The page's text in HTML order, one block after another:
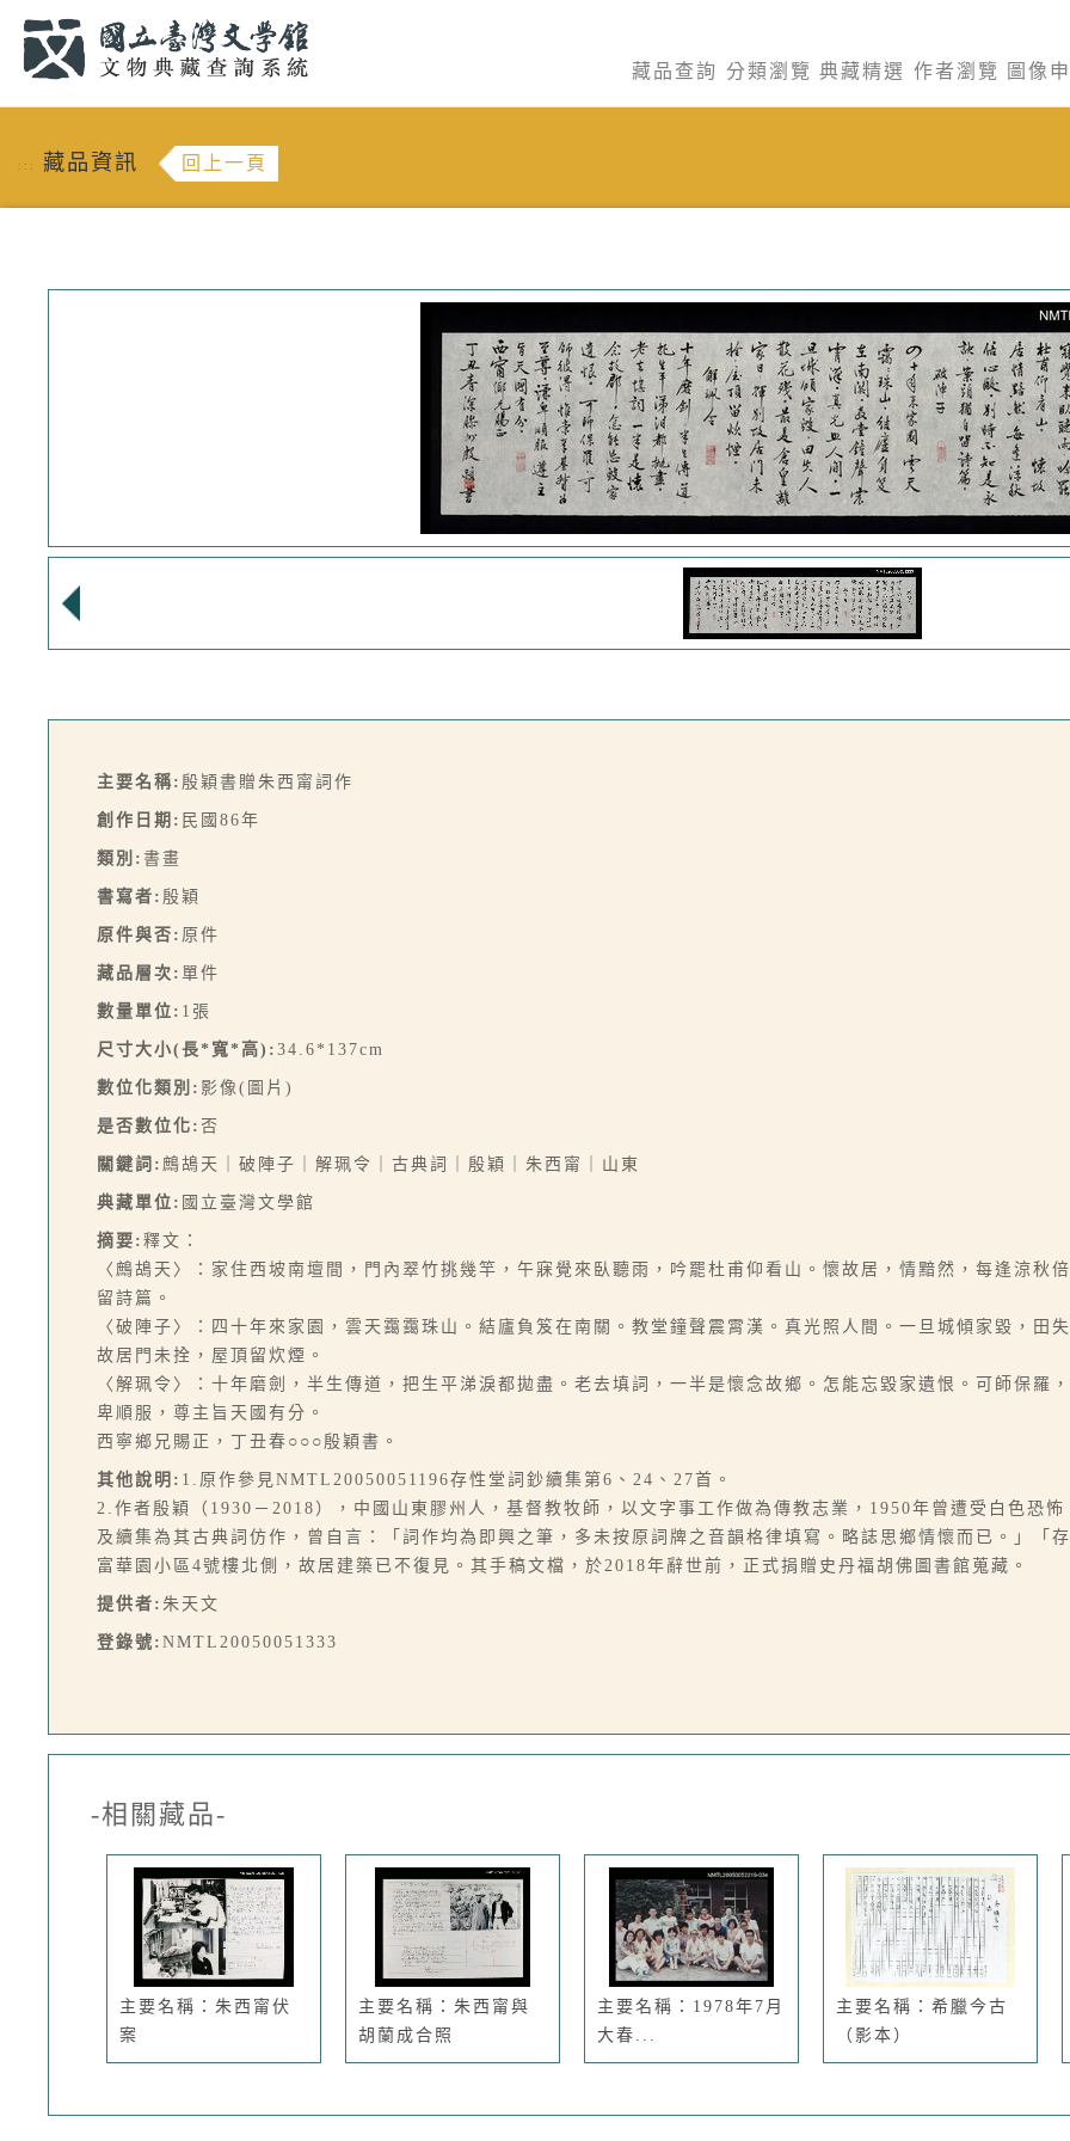
藏品查詢 分類瀏覽 典藏精選 作者瀏覽 圖像
::: 藏品資訊 回上一頁
主要名稱: 殷穎書贈朱西甯詞作
創作日期: 民國86年
類別: 書畫
書寫者: 殷穎
原件與否: 原件
藏品層次: 單件
數量單位: 1張
尺寸大小(長*寬*高): 34.6*137cm
數位化類別: 影像(圖片)
是否數位化: 否
關鍵詞: 鷓鴣天｜破陣子｜解珮令｜古典詞｜殷穎｜朱西甯｜山東
典藏單位: 國立臺灣文學館
摘要: 釋文：
〈鷓鴣天〉：家住西坡南壇間，門內翠竹挑幾竿，午寐覺來臥聽雨，吟罷杜甫仰看山。懷故居，情黯然，每逢涼秋
留詩篇。
〈破陣子〉：四十年來家園，雲天靄靄珠山。結廬負笈在南關。教堂鐘聲震霄漢。真光照人間。一旦城傾家毀，田
故居門未拴，屋頂留炊煙。
〈解珮令〉：十年磨劍，半生傳道，把生平涕淚都拋盡。老去填詞，一半是懷念故鄉。怎能忘毀家遺恨。可師保羅
卑順服，尊主旨天國有分。
西寧鄉兄賜正，丁丑春○○○殷穎書。
其他說明: 1.原作參見NMTL20050051196存性堂詞鈔續集第6、24、27首。
2.作者殷穎（1930－2018），中國山東膠州人，基督教牧師，以文字事工作做為傳教志業，1950年曾遭受白色恐
及續集為其古典詞仿作，曾自言：「詞作均為即興之筆，多未按原詞牌之音韻格律填寫。略誌思鄉情懷而已。」「
富華園小區4號樓北側，故居建築已不復見。其手稿文檔，於2018年辭世前，正式捐贈史丹福胡佛圖書館蒐藏。
提供者: 朱天文
登錄號: NMTL20050051333
-相關藏品-
主要名稱：朱西甯伏
案
主要名稱：朱西甯與
胡蘭成合照
主要名稱：1978年7月
大春...
主要名稱：希臘今古
（影本）